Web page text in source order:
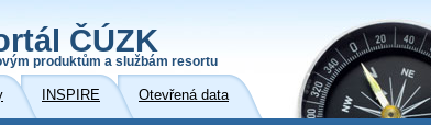
ČÚZK
produktům a službám resortu
INSPIRE Otevřená data